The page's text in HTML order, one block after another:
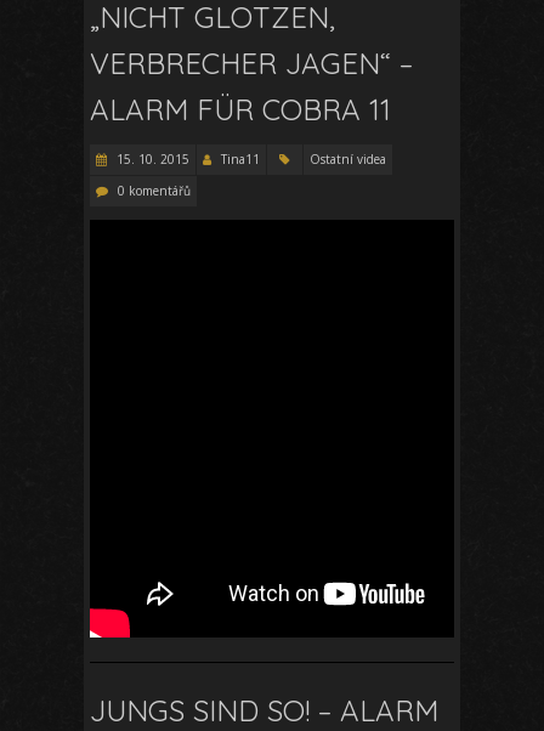
„NICHT GLOTZEN,
VERBRECHER JAGEN“ –
ALARM FÜR COBRA 11
15. 10. 2015 Tina11
Ostatní videa
0 komentářů
JUNGS SIND SO! – ALARM